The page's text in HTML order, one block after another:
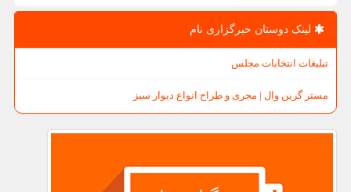
لینک دوستان خبرگزاری نام
تبلیغات انتخابات مجلس
مستر گرین وال | مجری و طراح انواع دیوار سبز